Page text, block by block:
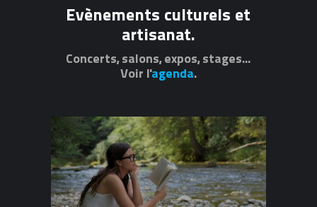
Evènements culturels et
artisanat.
Concerts, salons, expos, stages...
Voir l'agenda.